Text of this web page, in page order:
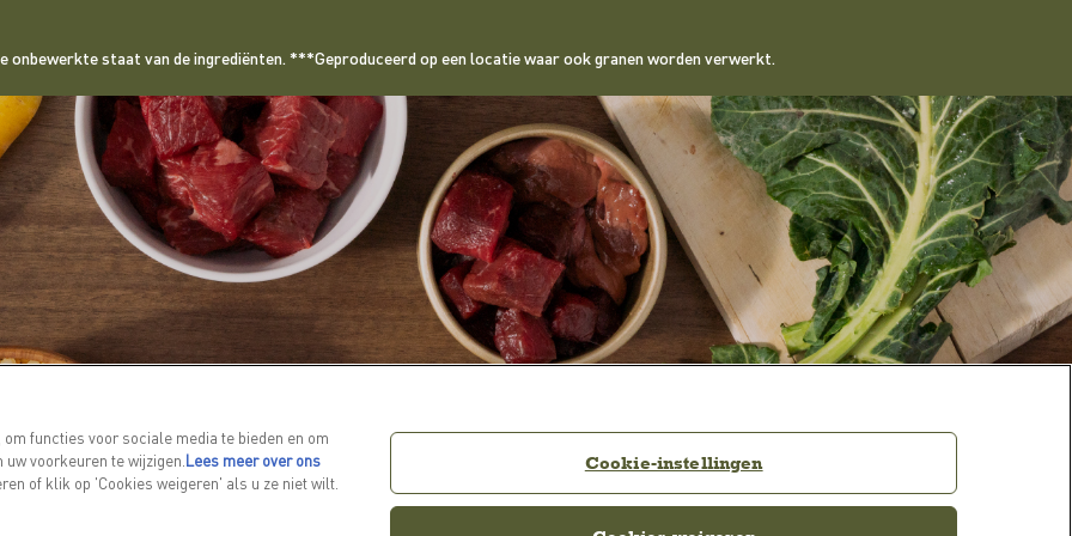
onbewerkte staat van de ingrediënten. ***Geproduceerd op een locatie waar ook granen worden verwerkt.
functies voor sociale media te bieden en om
voorkeuren te wijzigen. Lees meer over ons
of klik op 'Cookies weigeren' als u ze niet wilt.
Cookie-instellingen